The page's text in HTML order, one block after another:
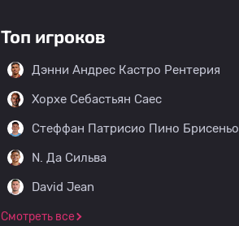
Топ игроков
Дэнни Андрес Кастро Рентерия
Хорхе Себастьян Саес
Стеффан Патрисио Пино Брисеньо
N. Да Сильва
David Jean
Смотреть все